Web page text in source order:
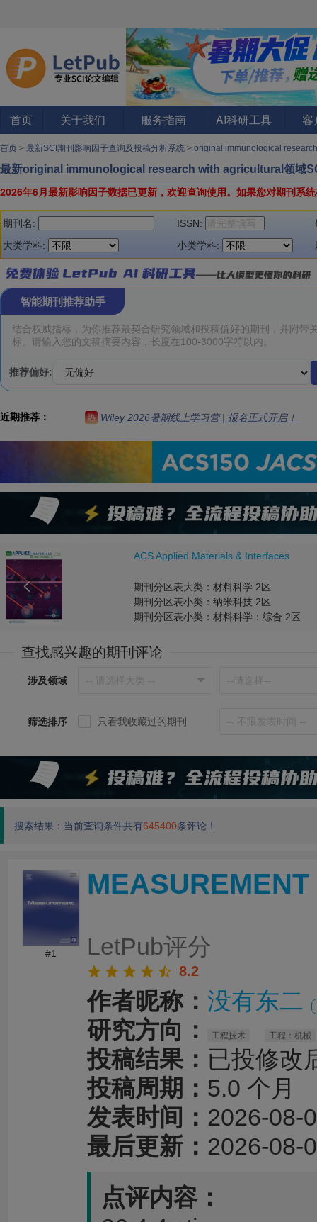
首页 关于我们 服务指南 AI科研工具 客
首页 > 最新SCI期刊影响因子查询及投稿分析系统 > original immunological
最新original immunological research with agricultural领域
2026年6月最新影响因子数据已更新，欢迎查询使用。 如果您对期刊系
期刊名: ISSN:
大类学科:
小类学科:
智能期刊推荐助手
推荐偏好:
近期推荐： 热 Wiley 2026暑期线上学习营 | 报名正式开启！
Science of The Total Environment
期刊分区表大类： 0区

查找感兴趣的期刊评论
涉及领域
筛选排序 只看我收藏过的期刊
搜索结果：当前查询条件共有645400条评论！
#1
MEASUREMENT
LetPub评分
8.2
作者昵称： 没有东二
研究方向：
工程技术 工程：机械
投稿结果： 已投修改
投稿周期： 5.0 个月
发表时间： 2026-08-
最后更新： 2026-08-
点评内容：